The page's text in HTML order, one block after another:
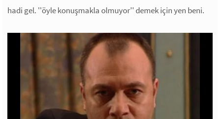
hadi gel. ''öyle konuşmakla olmuyor'' demek için yen beni.